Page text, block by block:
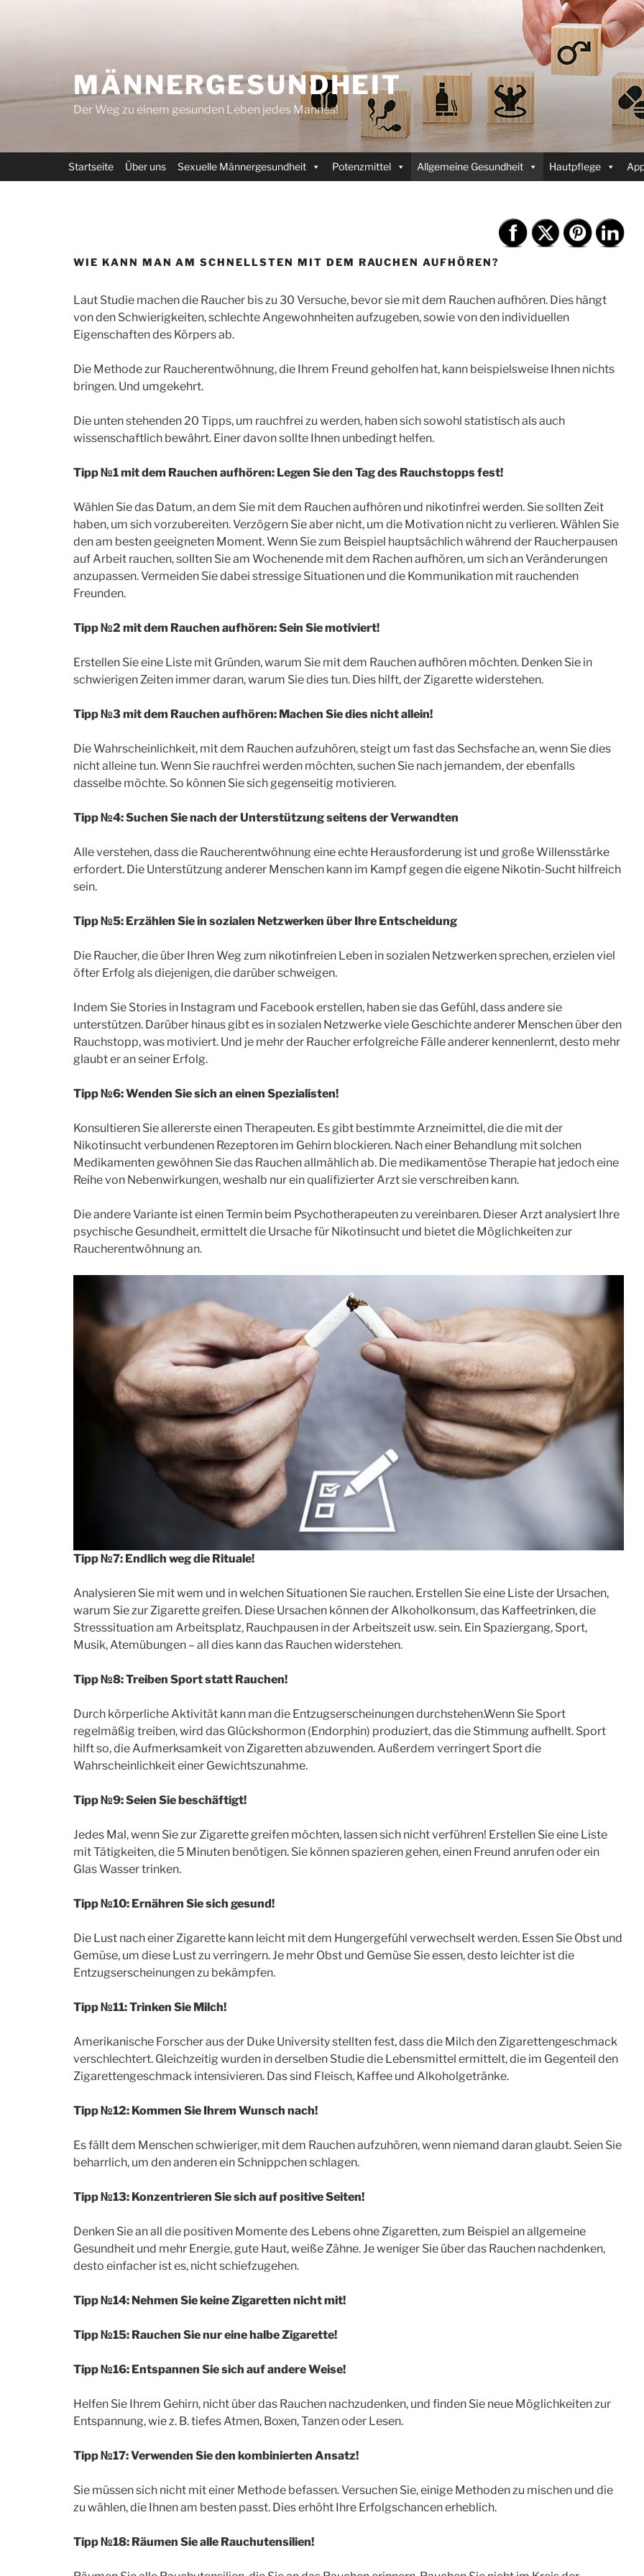
MÄNNERGESUNDHEIT
Der Weg zu einem gesunden Leben jedes Mannes!
Startseite Über uns Sexuelle Männergesundheit Potenzmittel Allgemeine Gesundheit Hautpflege
WIE KANN MAN AM SCHNELLSTEN MIT DEM RAUCHEN AUFHÖREN?
Laut Studie machen die Raucher bis zu 30 Versuche, bevor sie mit dem Rauchen aufhören. Dies hängt
von den Schwierigkeiten, schlechte Angewohnheiten aufzugeben, sowie von den individuellen
Eigenschaften des Körpers ab.
Die Methode zur Raucherentwöhnung, die Ihrem Freund geholfen hat, kann beispielsweise Ihnen nichts
bringen. Und umgekehrt.
Die unten stehenden 20 Tipps, um rauchfrei zu werden, haben sich sowohl statistisch als auch
wissenschaftlich bewährt. Einer davon sollte Ihnen unbedingt helfen.
Tipp №1 mit dem Rauchen aufhören: Legen Sie den Tag des Rauchstopps fest!
Wählen Sie das Datum, an dem Sie mit dem Rauchen aufhören und nikotinfrei werden. Sie sollten Zeit
haben, um sich vorzubereiten. Verzögern Sie aber nicht, um die Motivation nicht zu verlieren. Wählen Sie
den am besten geeigneten Moment. Wenn Sie zum Beispiel hauptsächlich während der Raucherpausen
auf Arbeit rauchen, sollten Sie am Wochenende mit dem Rachen aufhören, um sich an Veränderungen
anzupassen. Vermeiden Sie dabei stressige Situationen und die Kommunikation mit rauchenden
Freunden.
Tipp №2 mit dem Rauchen aufhören: Sein Sie motiviert!
Erstellen Sie eine Liste mit Gründen, warum Sie mit dem Rauchen aufhören möchten. Denken Sie in
schwierigen Zeiten immer daran, warum Sie dies tun. Dies hilft, der Zigarette widerstehen.
Tipp №3 mit dem Rauchen aufhören: Machen Sie dies nicht allein!
Die Wahrscheinlichkeit, mit dem Rauchen aufzuhören, steigt um fast das Sechsfache an, wenn Sie dies
nicht alleine tun. Wenn Sie rauchfrei werden möchten, suchen Sie nach jemandem, der ebenfalls
dasselbe möchte. So können Sie sich gegenseitig motivieren.
Tipp №4: Suchen Sie nach der Unterstützung seitens der Verwandten
Alle verstehen, dass die Raucherentwöhnung eine echte Herausforderung ist und große Willensstärke
erfordert. Die Unterstützung anderer Menschen kann im Kampf gegen die eigene Nikotin-Sucht hilfreich
sein.
Tipp №5: Erzählen Sie in sozialen Netzwerken über Ihre Entscheidung
Die Raucher, die über Ihren Weg zum nikotinfreien Leben in sozialen Netzwerken sprechen, erzielen viel
öfter Erfolg als diejenigen, die darüber schweigen.
Indem Sie Stories in Instagram und Facebook erstellen, haben sie das Gefühl, dass andere sie
unterstützen. Darüber hinaus gibt es in sozialen Netzwerke viele Geschichte anderer Menschen über den
Rauchstopp, was motiviert. Und je mehr der Raucher erfolgreiche Fälle anderer kennenlernt, desto mehr
glaubt er an seiner Erfolg.
Tipp №6: Wenden Sie sich an einen Spezialisten!
Konsultieren Sie allererste einen Therapeuten. Es gibt bestimmte Arzneimittel, die die mit der
Nikotinsucht verbundenen Rezeptoren im Gehirn blockieren. Nach einer Behandlung mit solchen
Medikamenten gewöhnen Sie das Rauchen allmählich ab. Die medikamentöse Therapie hat jedoch eine
Reihe von Nebenwirkungen, weshalb nur ein qualifizierter Arzt sie verschreiben kann.
Die andere Variante ist einen Termin beim Psychotherapeuten zu vereinbaren. Dieser Arzt analysiert Ihre
psychische Gesundheit, ermittelt die Ursache für Nikotinsucht und bietet die Möglichkeiten zur
Raucherentwöhnung an.
Tipp №7: Endlich weg die Rituale!
Analysieren Sie mit wem und in welchen Situationen Sie rauchen. Erstellen Sie eine Liste der Ursachen,
warum Sie zur Zigarette greifen. Diese Ursachen können der Alkoholkonsum, das Kaffeetrinken, die
Stresssituation am Arbeitsplatz, Rauchpausen in der Arbeitszeit usw. sein. Ein Spaziergang, Sport,
Musik, Atemübungen – all dies kann das Rauchen widerstehen.
Tipp №8: Treiben Sport statt Rauchen!
Durch körperliche Aktivität kann man die Entzugserscheinungen durchstehen.Wenn Sie Sport
regelmäßig treiben, wird das Glückshormon (Endorphin) produziert, das die Stimmung aufhellt. Sport
hilft so, die Aufmerksamkeit von Zigaretten abzuwenden. Außerdem verringert Sport die
Wahrscheinlichkeit einer Gewichtszunahme.
Tipp №9: Seien Sie beschäftigt!
Jedes Mal, wenn Sie zur Zigarette greifen möchten, lassen sich nicht verführen! Erstellen Sie eine Liste
mit Tätigkeiten, die 5 Minuten benötigen. Sie können spazieren gehen, einen Freund anrufen oder ein
Glas Wasser trinken.
Tipp №10: Ernähren Sie sich gesund!
Die Lust nach einer Zigarette kann leicht mit dem Hungergefühl verwechselt werden. Essen Sie Obst und
Gemüse, um diese Lust zu verringern. Je mehr Obst und Gemüse Sie essen, desto leichter ist die
Entzugserscheinungen zu bekämpfen.
Tipp №11: Trinken Sie Milch!
Amerikanische Forscher aus der Duke University stellten fest, dass die Milch den Zigarettengeschmack
verschlechtert. Gleichzeitig wurden in derselben Studie die Lebensmittel ermittelt, die im Gegenteil den
Zigarettengeschmack intensivieren. Das sind Fleisch, Kaffee und Alkoholgetränke.
Tipp №12: Kommen Sie Ihrem Wunsch nach!
Es fällt dem Menschen schwieriger, mit dem Rauchen aufzuhören, wenn niemand daran glaubt. Seien Sie
beharrlich, um den anderen ein Schnippchen schlagen.
Tipp №13: Konzentrieren Sie sich auf positive Seiten!
Denken Sie an all die positiven Momente des Lebens ohne Zigaretten, zum Beispiel an allgemeine
Gesundheit und mehr Energie, gute Haut, weiße Zähne. Je weniger Sie über das Rauchen nachdenken,
desto einfacher ist es, nicht schiefzugehen.
Tipp №14: Nehmen Sie keine Zigaretten nicht mit!
Tipp №15: Rauchen Sie nur eine halbe Zigarette!
Tipp №16: Entspannen Sie sich auf andere Weise!
Helfen Sie Ihrem Gehirn, nicht über das Rauchen nachzudenken, und finden Sie neue Möglichkeiten zur
Entspannung, wie z. B. tiefes Atmen, Boxen, Tanzen oder Lesen.
Tipp №17: Verwenden Sie den kombinierten Ansatz!
Sie müssen sich nicht mit einer Methode befassen. Versuchen Sie, einige Methoden zu mischen und die
zu wählen, die Ihnen am besten passt. Dies erhöht Ihre Erfolgschancen erheblich.
Tipp №18: Räumen Sie alle Rauchutensilien!
07
FAKT
Männer…
…haben häufiger Aids
08
FAKT
…sterben rund sieben
Jahre früher an einem
Herzinfarkt als
Frauen.
01
FAKT
Männer…
…führen einen
riskanteren
Lebensstil